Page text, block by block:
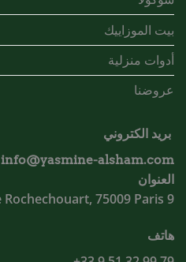
بيت الموزاييك
أدوات منزلية
عروضنا
بريد الكتروني
info@yasmine-alsham.com
العنوان
9 Blvd de Rochechouart, 75009 Paris
هاتف